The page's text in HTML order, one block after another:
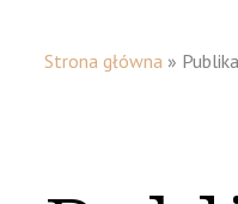
Strona główna »